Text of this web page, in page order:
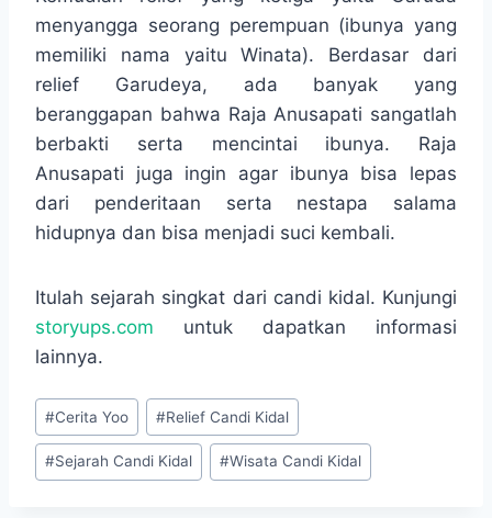
menyangga seorang perempuan (ibunya yang
memiliki nama yaitu Winata). Berdasar dari
relief Garudeya, ada banyak yang
beranggapan bahwa Raja Anusapati sangatlah
berbakti serta mencintai ibunya. Raja
Anusapati juga ingin agar ibunya bisa lepas
dari penderitaan serta nestapa salama
hidupnya dan bisa menjadi suci kembali.
Itulah sejarah singkat dari candi kidal. Kunjungi
storyups.com untuk dapatkan informasi
lainnya.
Post
Tags:
#Cerita Yoo #Relief Candi Kidal
#Sejarah Candi Kidal #Wisata Candi Kidal